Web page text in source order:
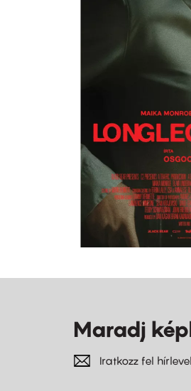
Maradj
Iratkozz fel